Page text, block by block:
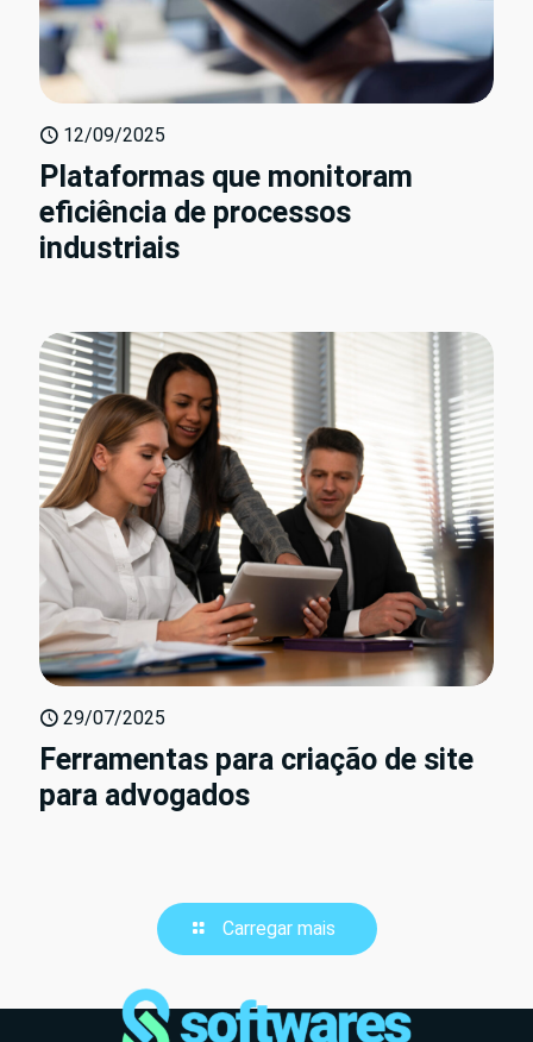
12/09/2025
Plataformas que monitoram
eficiência de processos
industriais
29/07/2025
Ferramentas para criação de site
para advogados
Carregar mais